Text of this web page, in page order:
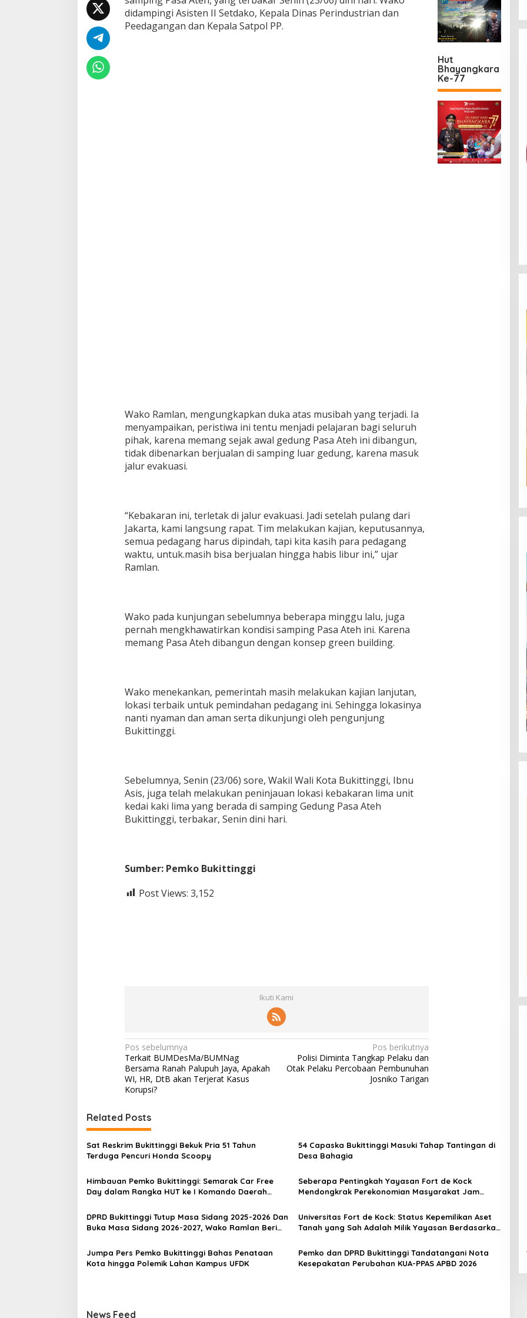
g
P
a
didampingi Asisten II Setdako, Kepala Dinas Perindustrian dan
Peedagangan dan Kepala Satpol PP.
Wako Ramlan, mengungkapkan duka atas musibah yang terjadi. Ia
menyampaikan, peristiwa ini tentu menjadi pelajaran bagi seluruh
pihak, karena memang sejak awal gedung Pasa Ateh ini dibangun,
tidak dibenarkan berjualan di samping luar gedung, karena masuk
jalur evakuasi.
“Kebakaran ini, terletak di jalur evakuasi. Jadi setelah pulang dari
Jakarta, kami langsung rapat. Tim melakukan kajian, keputusannya,
semua pedagang harus dipindah, tapi kita kasih para pedagang
waktu, untuk.masih bisa berjualan hingga habis libur ini,” ujar
Ramlan.
Wako pada kunjungan sebelumnya beberapa minggu lalu, juga
pernah mengkhawatirkan kondisi samping Pasa Ateh ini. Karena
memang Pasa Ateh dibangun dengan konsep green building.
Wako menekankan, pemerintah masih melakukan kajian lanjutan,
lokasi terbaik untuk pemindahan pedagang ini. Sehingga lokasinya
nanti nyaman dan aman serta dikunjungi oleh pengunjung
Bukittinggi.
Sebelumnya, Senin (23/06) sore, Wakil Wali Kota Bukittinggi, Ibnu
Asis, juga telah melakukan peninjauan lokasi kebakaran lima unit
kedai kaki lima yang berada di samping Gedung Pasa Ateh
Bukittinggi, terbakar, Senin dini hari.
Sumber: Pemko Bukittinggi
Post Views: 3,152
Ikuti Kami
N
a
v
g
a
s
p
o
s
Pos sebelumnya
Terkait BUMDesMa/BUMNag
Bersama Ranah Palupuh Jaya, Apakah
WI, HR, DtB akan Terjerat Kasus
Korupsi?
Pos berikutnya
Polisi Diminta Tangkap Pelaku dan
Otak Pelaku Percobaan Pembunuhan
Josniko Tarigan
Hut
Bhayangkara
Ke-77
Related Posts
Sat Reskrim Bukittinggi Bekuk Pria 51 Tahun
Terduga Pencuri Honda Scoopy
54 Capaska Bukittinggi Masuki Tahap Tantingan di
Desa Bahagia
Himbauan Pemko Bukittinggi: Semarak Car Free
Day dalam Rangka HUT ke I Komando Daerah
Seberapa Pentingkah Yayasan Fort de Kock
Mendongkrak Perekonomian Masyarakat Jam
DPRD Bukittinggi Tutup Masa Sidang 2025-2026 Dan
Buka Masa Sidang 2026-2027, Wako Ramlan Beri
Universitas Fort de Kock: Status Kepemilikan Aset
Tanah yang Sah Adalah Milik Yayasan Berdasarkan
Jumpa Pers Pemko Bukittinggi Bahas Penataan
Kota hingga Polemik Lahan Kampus UFDK
Pemko dan DPRD Bukittinggi Tandatangani Nota
Kesepakatan Perubahan KUA-PPAS APBD 2026
News Feed